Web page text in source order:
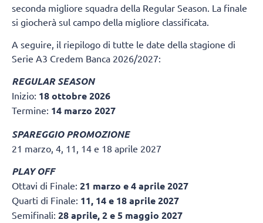
seconda migliore squadra della Regular Season. La finale
si giocherà sul campo della migliore classificata.
A seguire, il riepilogo di tutte le date della stagione di
Serie A3 Credem Banca 2026/2027:
REGULAR SEASON
Inizio: 18 ottobre 2026
Termine: 14 marzo 2027
SPAREGGIO PROMOZIONE
21 marzo, 4, 11, 14 e 18 aprile 2027
PLAY OFF
Ottavi di Finale: 21 marzo e 4 aprile 2027
Quarti di Finale: 11, 14 e 18 aprile 2027
Semifinali: 28 aprile, 2 e 5 maggio 2027